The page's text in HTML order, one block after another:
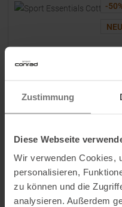
Zustimmung
Diese Webseite
Wir verwenden Cookies,
personalisieren,
zu können und die
analysieren. Außerdem
-50
NEU
NEW BALANCE
Shirt Athletic Grey Herren
UVP31,95€
15,95 €
Verfügbare Größen: